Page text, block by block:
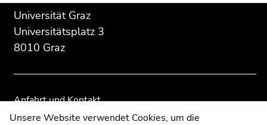
Beginn
Seitenbereichs:
Zusatzinformationen:
Universität Graz
Universitätsplatz 3
8010 Graz
Anfahrt und Kontakt
Kommunikation und Öffentlichkeitsarbeit
Ende
Seitenbereichs.
Seitenbereiche
Ende
Seitenbereichs.
Seitenbereiche
Unsere Website verwendet Cookies, um die